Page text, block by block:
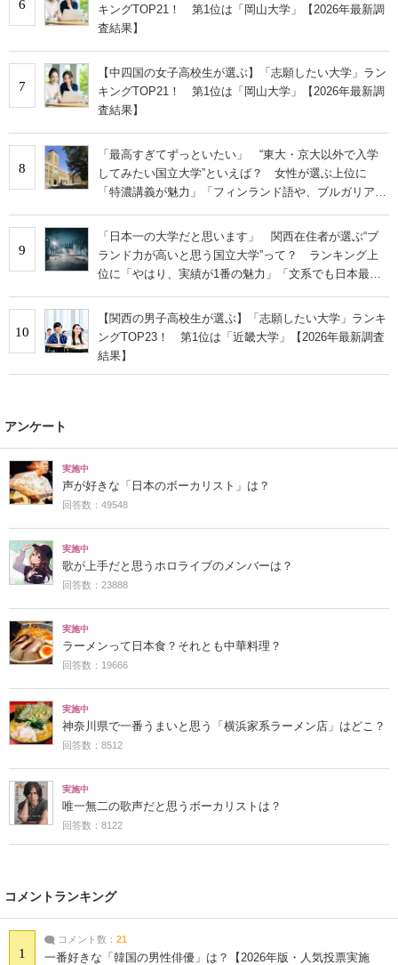
6
キングTOP21！ 第1位は「岡山大学」【2026年最新調
査結果】
7
【中四国の女子高校生が選ぶ】「志願したい大学」ラン
キングTOP21！ 第1位は「岡山大学」【2026年最新調
査結果】
8
「最高すぎてずっといたい」 “東大・京大以外で入学
してみたい国立大学”といえば？ 女性が選ぶ上位に
「特濃講義が魅力」「フィンランド語や、ブルガリア語
9
「日本一の大学だと思います」 関西在住者が選ぶ“ブ
ランド力が高いと思う国立大学”って？ ランキング上
位に「やはり、実績が1番の魅力」「文系でも日本最高
10
【関西の男子高校生が選ぶ】「志願したい大学」ランキ
ングTOP23！ 第1位は「近畿大学」【2026年最新調査
結果】
アンケート
実施中
声が好きな「日本のボーカリスト」は？
回答数：49548
実施中
歌が上手だと思うホロライブのメンバーは？
回答数：23888
実施中
ラーメンって日本食？それとも中華料理？
回答数：19666
実施中
神奈川県で一番うまいと思う「横浜家系ラーメン店」はどこ？
回答数：8512
実施中
唯一無二の歌声だと思うボーカリストは？
回答数：8122
コメントランキング
1
コメント数： 21
一番好きな「韓国の男性俳優」は？【2026年版・人気投票実施